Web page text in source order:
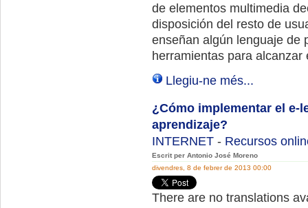
de elementos multimedia
disposición del resto de
enseñan algún lenguaje de
herramientas para alcanzar
Llegiu-ne més...
¿Cómo implementar el e-
aprendizaje?
INTERNET - Recursos
Escrit per Antonio José Moreno
divendres, 8 de febrer de 2013 00:00
There are no translations